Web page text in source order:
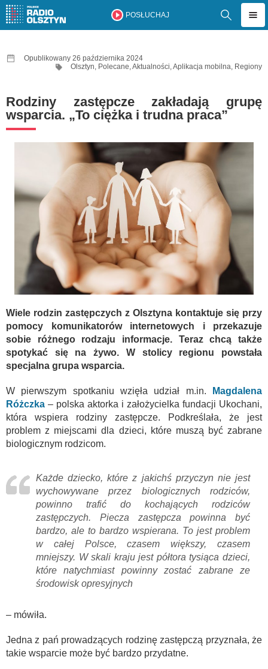
POSŁUCHAJ
Opublikowany 26 października 2024
Olsztyn, Polecane,Aktualności,Aplikacja mobilna, Regiony
Rodziny zastępcze zakładają grupę
wsparcia. „To ciężka i trudna praca”
Wiele rodzin zastępczych z Olsztyna kontaktuje się przy
pomocy komunikatorów internetowych i przekazuje
sobie różnego rodzaju informacje. Teraz chcą także
spotykać się na żywo. W stolicy regionu powstała
specjalna grupa wsparcia.
W pierwszym spotkaniu wzięła udział m.in.
Magdalena
Różczka – polska aktorka i założycielka fundacji Ukochani,
która wspiera rodziny zastępcze. Podkreślała, że jest
problem z miejscami dla dzieci, które muszą być zabrane
biologicznym rodzicom.
Każde dziecko, które z jakichś przyczyn nie jest
wychowywane przez biologicznych rodziców,
powinno trafić do kochających rodziców
zastępczych. Piecza zastępcza powinna być
bardzo, ale to bardzo wspierana. To jest problem
w całej Polsce, czasem większy, czasem
mniejszy. W skali kraju jest półtora tysiąca dzieci,
które natychmiast powinny zostać zabrane ze
środowisk opresyjnych
– mówiła.
Jedna z pań prowadzących rodzinę zastępczą przyznała, że
takie wsparcie może być bardzo przydatne.